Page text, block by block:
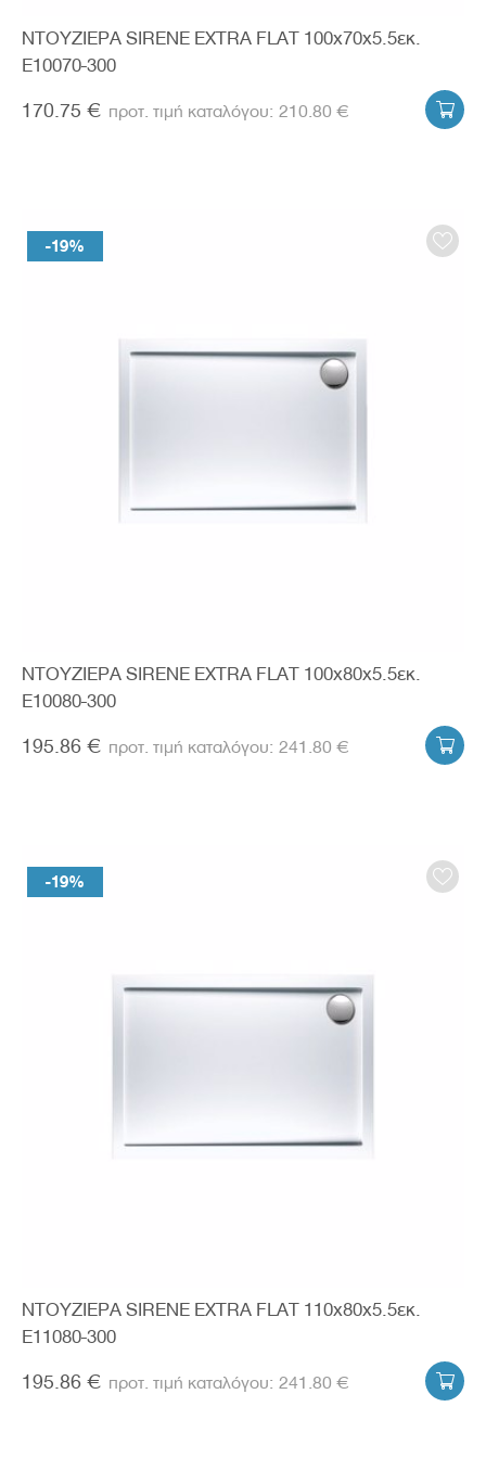
ΝΤΟΥΖΙΕΡΑ SIRENE EXTRA FLAT 100x70x5.5εκ.
E10070-300
170.75 € 210.80 € 
-19%
ΝΤΟΥΖΙΕΡΑ SIRENE EXTRA FLAT 100x80x5.5εκ.
E10080-300
195.86 € 241.80 € 
-19%
ΝΤΟΥΖΙΕΡΑ SIRENE EXTRA FLAT 110x80x5.5εκ.
E11080-300
195.86 € 241.80 € 